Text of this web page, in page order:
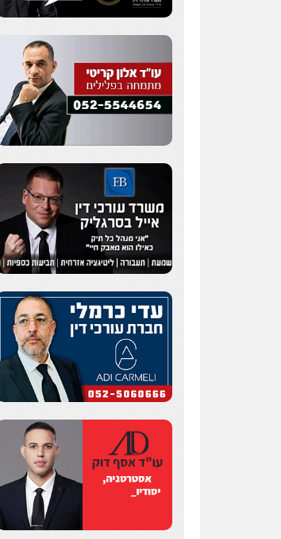
שחר לדובסקי, עו"ד
פלילי מעצרים וחקירות
לענייני אסירים
0507913332
עו"ד איהאב ג'לג'ולי
פלילי מעצרים וחקירות
עורכי דין לענייני אסירים
0505216700
עו"ד שלומי שרון
פלילי צבאי מעצרים